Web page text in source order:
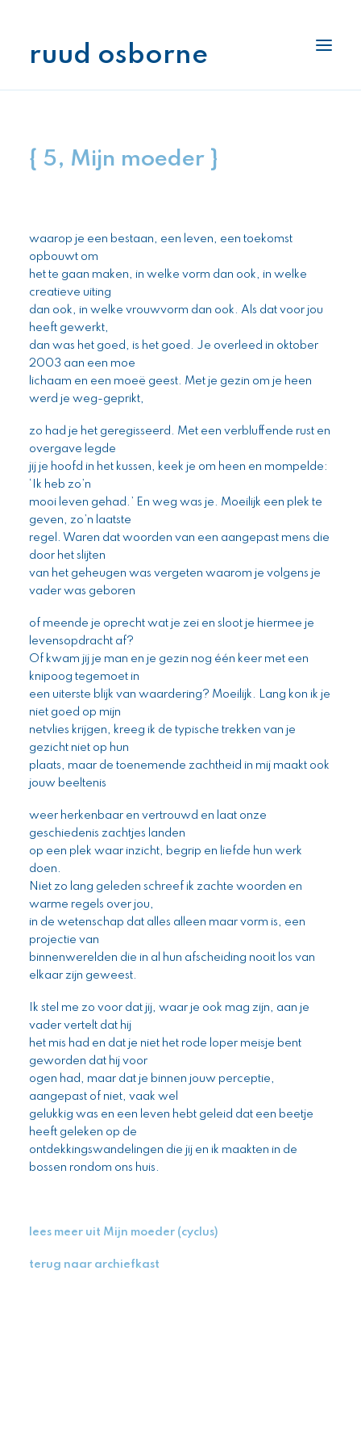
ruud osborne
boekenplank
als ik aan je denk
{ 5, Mijn moeder }
waarop je een bestaan, een leven, een toekomst
opbouwt om
het te gaan maken, in welke vorm dan ook, in welke
creatieve uiting
dan ook, in welke vrouwvorm dan ook. Als dat voor jou
heeft gewerkt,
dan was het goed, is het goed. Je overleed in oktober
2003 aan een moe
lichaam en een moeë geest. Met je gezin om je heen
werd je weg-geprikt,
zo had je het geregisseerd. Met een verbluffende rust en
overgave legde
jij je hoofd in het kussen, keek je om heen en mompelde:
‘Ik heb zo’n
mooi leven gehad.’ En weg was je. Moeilijk een plek te
geven, zo’n laatste
regel. Waren dat woorden van een aangepast mens die
door het slijten
van het geheugen was vergeten waarom je volgens je
vader was geboren
of meende je oprecht wat je zei en sloot je hiermee je
levensopdracht af?
Of kwam jij je man en je gezin nog één keer met een
knipoog tegemoet in
een uiterste blijk van waardering? Moeilijk. Lang kon ik je
niet goed op mijn
netvlies krijgen, kreeg ik de typische trekken van je
gezicht niet op hun
plaats, maar de toenemende zachtheid in mij maakt ook
jouw beeltenis
weer herkenbaar en vertrouwd en laat onze
geschiedenis zachtjes landen
op een plek waar inzicht, begrip en liefde hun werk
doen.
Niet zo lang geleden schreef ik zachte woorden en
warme regels over jou,
in de wetenschap dat alles alleen maar vorm is, een
projectie van
binnenwerelden die in al hun afscheiding nooit los van
elkaar zijn geweest.
Ik stel me zo voor dat jij, waar je ook mag zijn, aan je
vader vertelt dat hij
het mis had en dat je niet het rode loper meisje bent
geworden dat hij voor
ogen had, maar dat je binnen jouw perceptie,
aangepast of niet, vaak wel
gelukkig was en een leven hebt geleid dat een beetje
heeft geleken op de
ontdekkingswandelingen die jij en ik maakten in de
bossen rondom ons huis.
lees meer uit Mijn moeder (cyclus)
terug naar archiefkast